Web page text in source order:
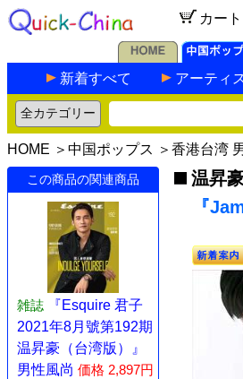
カート
新着すべて アーティ
HOME ＞ 中国ポップス ＞ 香港台湾
この商品の関連商品
雑誌
『Esquire 君子
2021年8月號第192期
温昇豪（台湾版）』
男性風尚 価格 2,897円
温昇
『